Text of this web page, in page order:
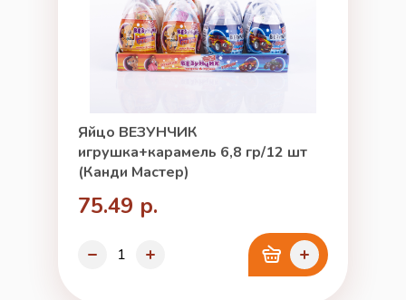
Яйцо ВЕЗУНЧИК
игрушка+карамель 6,8 гр/12 шт
(Канди Мастер)
75.49 р.